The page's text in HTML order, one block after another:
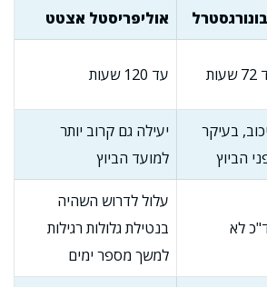
אוליפריסטל אצטט
עד 120 שעות
בעיקר
הביוץ
יעילה גם קרוב יותר
למועד הביוץ
לא
עלול לדרוש השהיה
בנטילת גלולות רגילות
למשך מספר ימים